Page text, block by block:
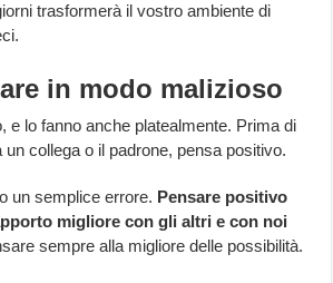
trasformerà il vostro ambiente di
in modo malizioso
e lo fanno anche platealmente. Prima di
collega o il padrone, pensa positivo.
un semplice errore. Pensare positivo
migliore con gli altri e con noi
sempre alla migliore delle possibilità.